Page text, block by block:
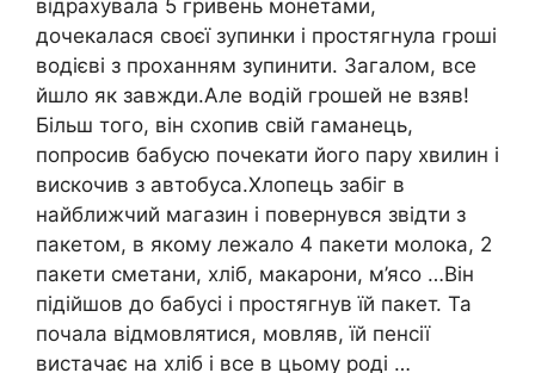
відрахувала 5 гривень монетами,
дочекалася своєї зупинки і простягнула гроші
водієві з проханням зупинити. Загалом, все
йшло як завжди.Але водій грошей не взяв!
Більш того, він схопив свій гаманець,
попросив бабусю почекати його пару хвилин і
вискочив з автобуса.Хлопець забіг в
найближчий магазин і повернувся звідти з
пакетом, в якому лежало 4 пакети молока, 2
пакети сметани, хліб, макарони, м’ясо …Він
підійшов до бабусі і простягнув їй пакет. Та
почала відмовлятися, мовляв, їй пенсії
вистачає на хліб і все в цьому роді …